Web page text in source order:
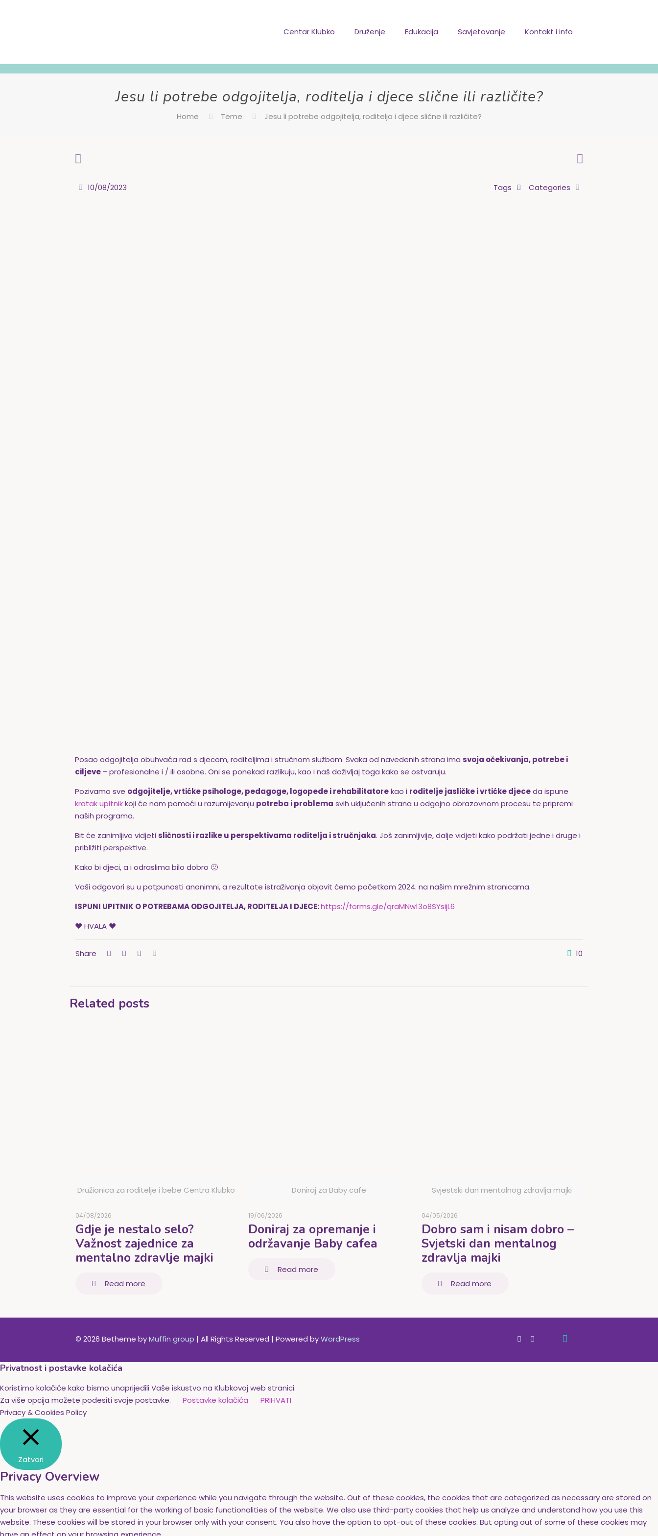
Centar Klubko Druženje Edukacija Savjetovanje Kontakt i info
Jesu li potrebe odgojitelja, roditelja i djece slične ili različite?
Home Teme Jesu li potrebe odgojitelja, roditelja i djece slične ili različite?
10/08/2023 Categories
Tags
Posao odgojitelja obuhvaća rad s djecom, roditeljima i stručnom službom. Svaka od navedenih strana ima svoja očekivanja, potrebe i
ciljeve– profesionalne i / ili osobne. Oni se ponekad razlikuju, kao i naš doživljaj toga kako se ostvaruju.
Pozivamo sve odgojitelje, vrtićke psihologe, pedagoge, logopede i rehabilitatorekao i roditelje jasličke i vrtićke djeceda ispune
kratak upitnikkoji će nam pomoći u razumijevanju potreba i problema svih uključenih strana u odgojno obrazovnom procesu te pripremi
naših programa.
Bit će zanimljivo vidjeti sličnosti i razlike u perspektivama roditelja i stručnjaka. Još zanimljivije, dalje vidjeti kako podržati jedne i druge i
približiti perspektive.
Kako bi djeci, a i odraslima bilo dobro 🙂
Vaši odgovori su u potpunosti anonimni, a rezultate istraživanja objavit ćemo početkom 2024. na našim mrežnim stranicama.
ISPUNI UPITNIK O POTREBAMA ODGOJITELJA, RODITELJA I DJECE:https://forms.gle/qraMNw13o8SYsijL6
♥ HVALA ♥
Share 10
Related posts
Družionica za roditelje i bebe Centra Klubko
04/08/2026
Gdje je nestalo selo?
Važnost zajednice za
mentalno zdravlje majki
Read more
Doniraj za Baby cafe
19/06/2026
Doniraj za opremanje i
održavanje Baby cafea
Read more
Svjestski dan mentalnog zdravlja majki
04/05/2026
Dobro sam i nisam dobro –
Svjetski dan mentalnog
zdravlja majki
Read more
© 2026 Betheme byMuffin group | All Rights Reserved | Powered byWordPress
Privatnost i postavke kolačića
Koristimo kolačiće kako bismo unaprijedili Vaše iskustvo na Klubkovoj web stranici.
Za više opcija možete podesiti svoje postavke.
Postavke kolačića
PRIHVATI
Privacy & Cookies Policy
Zatvori
Privacy Overview
This website uses cookies to improve your experience while you navigate through the website. Out of these cookies, the cookies that are categorized as necessary are stored on
your browser as they are essential for the working of basic functionalities of the website. We also use third-party cookies that help us analyze and understand how you use this
website. These cookies will be stored in your browser only with your consent. You also have the option to opt-out of these cookies. But opting out of some of these cookies may